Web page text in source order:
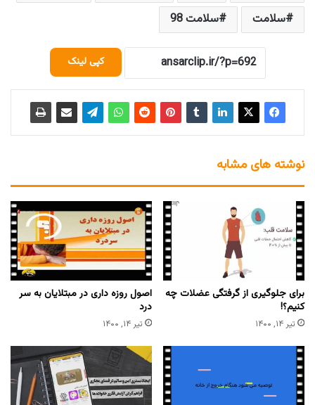
سلامت
سلامت 98
کپی لینک
نوشته های مشابه
برای جلوگیری از گرفتگی عضلات چه
کنیم؟!
تیر ۱۴, ۱۴۰۰
اصول روزه داری در مبتلایان به سر
درد
تیر ۱۴, ۱۴۰۰